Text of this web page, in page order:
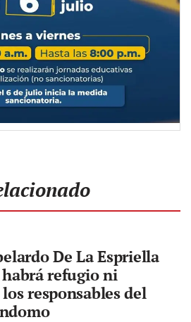
De La Espriella
refugio ni
responsables del